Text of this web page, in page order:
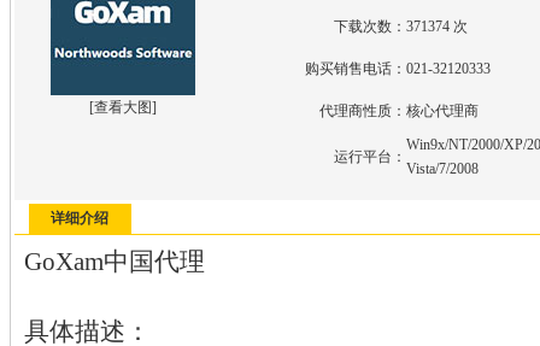
[查看大图]
下载次数：371374 次
购买销售电话：021-32120333
代理商性质：核心代理商
运行平台：
Win9x/NT/2000/XP/
Vista/7/2008
详细介绍
GoXam中国代理
具体描述：